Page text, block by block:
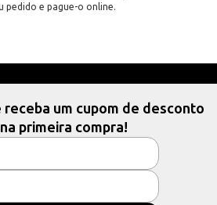
pedido e pague-o online.
receba um cupom de desconto
primeira compra!